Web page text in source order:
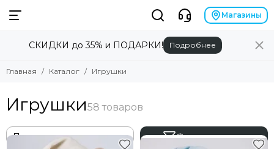
Магазины
СКИДКИ до 35% и ПОДАРКИ! Подробнее
Главная Каталог Игрушки
Игрушки
Фильтр товаров